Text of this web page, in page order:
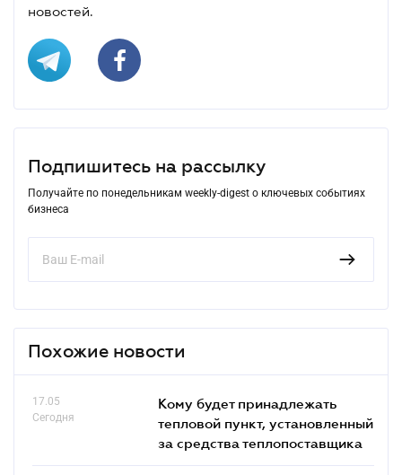
новостей.
Подпишитесь на рассылку
Получайте по понедельникам weekly-digest о ключевых событиях
бизнеса
Похожие новости
17.05
Сегодня
Кому будет принадлежать
тепловой пункт, установленный
за средства теплопоставщика